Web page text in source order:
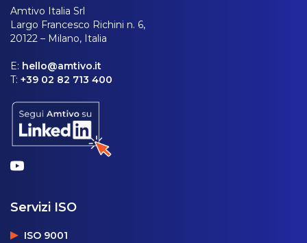
Amtivo Italia Srl
Largo Francesco Richini n. 6,
20122 – Milano, Italia
E: hello@amtivo.it
T: +39 02 82 713 400
Servizi ISO
ISO 9001